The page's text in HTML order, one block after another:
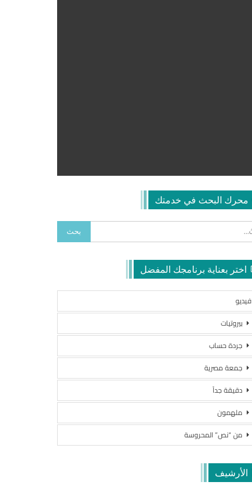
محرك البحث في خدمتك
اختر بعناية برنامجك المفضل
فيديو
بيروتيات
جردة حساب
جمعة مصرية
دقيقة جداً
ملهمون
من “نص” المحروسة
الأرشيف